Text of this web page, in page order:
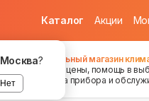
Москва?
Нет
Каталог Акции
Федеральный магазин
хорошие цены, помощь в
установка прибора и